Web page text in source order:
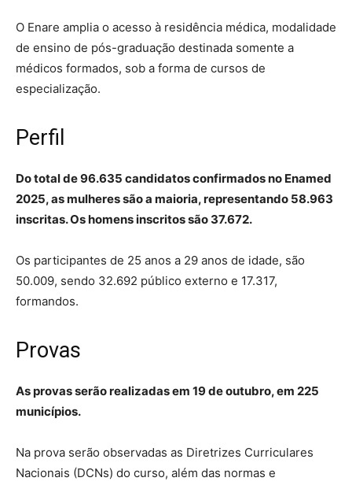
O Enare amplia o acesso à residência médica, modalidade
de ensino de pós-graduação destinada somente a
médicos formados, sob a forma de cursos de
especialização.
Perfil
Do total de 96.635 candidatos confirmados no Enamed
2025, as mulheres são a maioria, representando 58.963
inscritas. Os homens inscritos são 37.672.
Os participantes de 25 anos a 29 anos de idade, são
50.009, sendo 32.692 público externo e 17.317,
formandos.
Provas
As provas serão realizadas em 19 de outubro, em 225
municípios.
Na prova serão observadas as Diretrizes Curriculares
Nacionais (DCNs) do curso, além das normas e